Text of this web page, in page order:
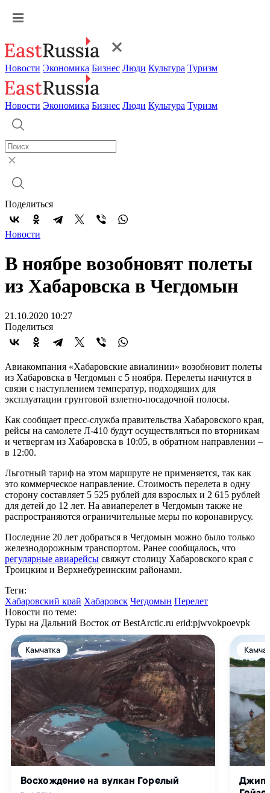
Новости Экономика Бизнес Люди Культура Туризм
Новости Экономика Бизнес Люди Культура Туризм
Поделиться
Новости
В ноябре возобновят полеты
из Хабаровска в Чегдомын
21.10.2020 10:27
Поделиться
Авиакомпания «Хабаровские авиалинии» возобновит полеты
из Хабаровска в Чегдомын с 5 ноября. Перелеты начнутся в
связи с наступлением температур, подходящих для
эксплуатации грунтовой взлетно-посадочной полосы.
Как сообщает пресс-служба правительства Хабаровского края,
рейсы на самолете Л-410 будут осуществляться по вторникам
и четвергам из Хабаровска в 10:05, в обратном направлении –
в 12:00.
Льготный тариф на этом маршруте не применяется, так как
это коммерческое направление. Стоимость перелета в одну
сторону составляет 5 525 рублей для взрослых и 2 615 рублей
для детей до 12 лет. На авиаперелет в Чегдомын также не
распространяются ограничительные меры по коронавирусу.
Последние 20 лет добраться в Чегдомын можно было только
железнодорожным транспортом. Ранее сообщалось, что
регулярные авиарейсы свяжут столицу Хабаровского края с
Троицким и Верхнебуреинским районами.
Теги:
Хабаровский край Хабаровск Чегдомын Перелет
Новости по теме:
Туры на Дальний Восток от BestArctic.ru erid:pjwvokpoevpk